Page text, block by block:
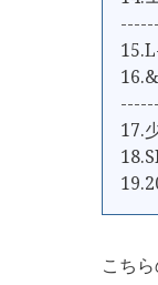
17.
こち